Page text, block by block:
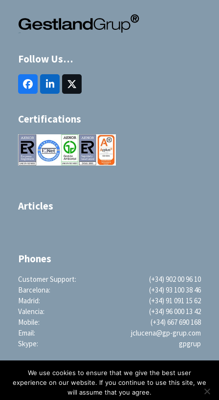
Follow Us…
FacebookLinkedInTwitter
(deprecated)
Certifications
Articles
Phones
Customer Support:
(+34) 902 00 96 10
Barcelona:
(+34) 93 100 38 46
Madrid:
(+34) 91 091 15 62
Valencia:
(+34) 96 000 13 42
Mobile:
(+34) 667 690 168
Email:
jclucena@gp-grup.com
Skype:
gpgrup
PROFESSIONAL SEARCH ENGINE WORLDWIDE (LLC)
We use cookies to ensure that we give the best user
experience on our website. If you continue to use this site, we
will assume that you agree.